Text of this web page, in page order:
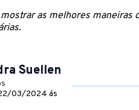
as melhores maneiras
Suellen
03/2024 ás